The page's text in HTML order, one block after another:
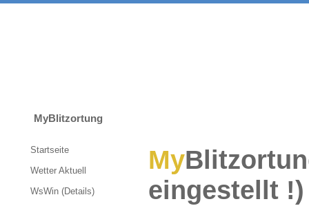
MyBlitzortung
My
eingestellt !)
Startseite
Wetter Aktuell
WsWin (Details)